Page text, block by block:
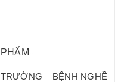
– BỆNH NGHỀ